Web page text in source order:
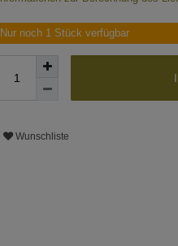
Nur noch 1 Stück verfügbar
Wunschliste